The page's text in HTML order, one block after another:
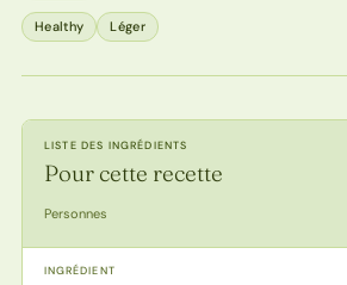
Healthy Léger
LISTE DES INGRÉDIENTS
Pour cette recette
Personnes
INGRÉDIENT